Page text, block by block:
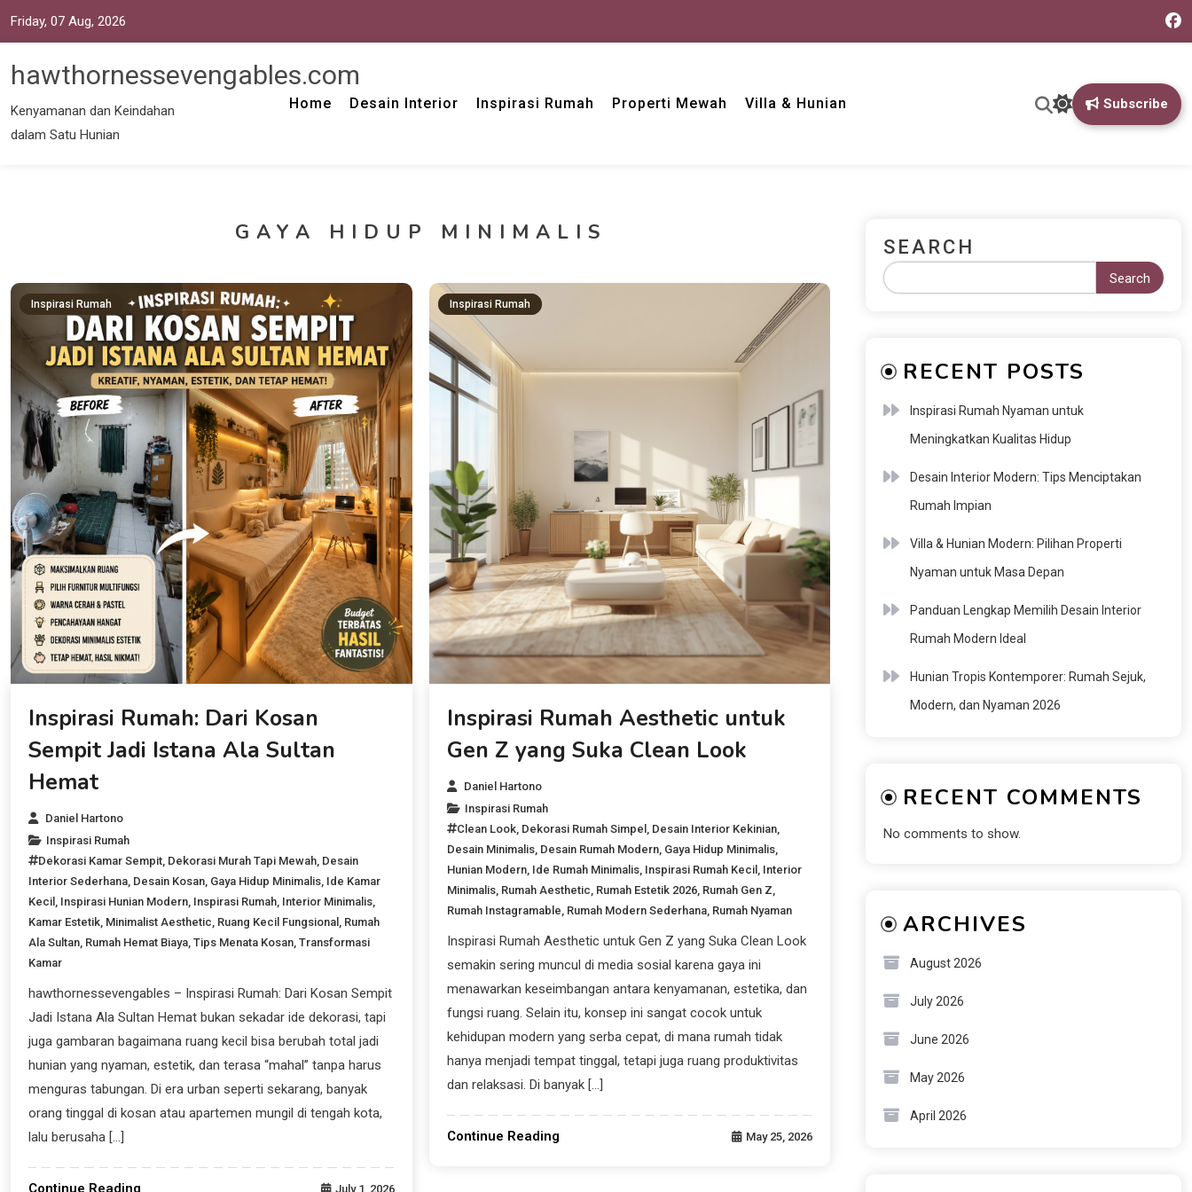
Friday, 07 Aug, 2026
hawthornessevengables.com
Kenyamanan dan Keindahan
dalam Satu Hunian
Home Desain Interior Inspirasi Rumah Properti Mewah Villa & Hunian Subscribe
GAYA HIDUP MINIMALIS
Inspirasi Rumah
Inspirasi Rumah: Dari Kosan
Sempit Jadi Istana Ala Sultan
Hemat
Daniel Hartono
Inspirasi Rumah
Dekorasi Kamar Sempit, Dekorasi Murah Tapi Mewah, Desain
Interior Sederhana, Desain Kosan, Gaya Hidup Minimalis, Ide Kamar
Kecil , Inspirasi Hunian Modern, Inspirasi Rumah, Interior Minimalis,
Kamar Estetik, Minimalist Aesthetic, Ruang Kecil Fungsional , Rumah
Ala Sultan, Rumah Hemat Biaya,Tips Menata Kosan,Transformasi
Kamar
hawthornessevengables – Inspirasi Rumah: Dari Kosan Sempit
Jadi Istana Ala Sultan Hemat bukan sekadar ide dekorasi, tapi
juga gambaran bagaimana ruang kecil bisa berubah total jadi
hunian yang nyaman, estetik, dan terasa “mahal” tanpa harus
menguras tabungan. Di era urban seperti sekarang, banyak
orang tinggal di kosan atau apartemen mungil di tengah kota,
lalu berusaha […]
Continue Reading July 1, 2026
Inspirasi Rumah
Inspirasi Rumah Aesthetic untuk
Gen Z yang Suka Clean Look
Daniel Hartono
Inspirasi Rumah
Clean Look, Dekorasi Rumah Simpel , Desain Interior Kekinian,
Desain Minimalis, Desain Rumah Modern, Gaya Hidup Minimalis,
Hunian Modern, Ide Rumah Minimalis, Inspirasi Rumah Kecil , Interior
Minimalis, Rumah Aesthetic, Rumah Estetik 2026, Rumah Gen Z,
Rumah Instagramable, Rumah Modern Sederhana, Rumah Nyaman
Inspirasi Rumah Aesthetic untuk Gen Z yang Suka Clean Look
semakin sering muncul di media sosial karena gaya ini
menawarkan keseimbangan antara kenyamanan, estetika, dan
fungsi ruang. Selain itu, konsep ini sangat cocok untuk
kehidupan modern yang serba cepat, di mana rumah tidak
hanya menjadi tempat tinggal, tetapi juga ruang produktivitas
dan relaksasi. Di banyak […]
Continue Reading May 25, 2026
SEARCH
Search
RECENT POSTS
Inspirasi Rumah Nyaman untuk
Meningkatkan Kualitas Hidup
Desain Interior Modern: Tips Menciptakan
Rumah Impian
Villa & Hunian Modern: Pilihan Properti
Nyaman untuk Masa Depan
Panduan Lengkap Memilih Desain Interior
Rumah Modern Ideal
Hunian Tropis Kontemporer: Rumah Sejuk,
Modern, dan Nyaman 2026
RECENT COMMENTS
No comments to show.
ARCHIVES
August 2026
July 2026
June 2026
May 2026
April 2026